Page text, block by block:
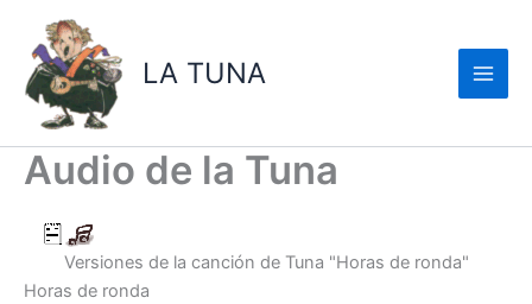
contenido
LA TUNA
Audio de la Tuna
Versiones de la canción de Tuna "Horas de ronda"
Horas de ronda